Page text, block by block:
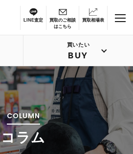
LINE査定
買取のご相談
はこちら
買取相場表
買いたい
BUY
COLUMN
コラム